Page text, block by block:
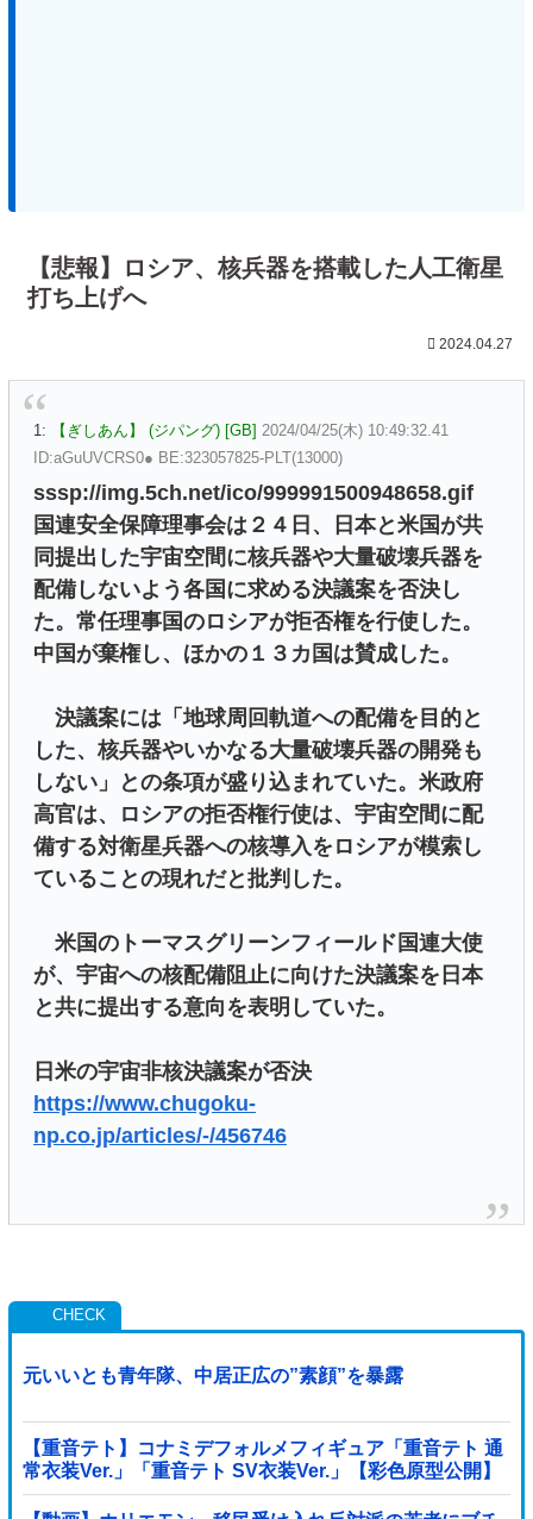
【悲報】ロシア、核兵器を搭載した人工衛星
打ち上げへ
2024.04.27
1: 【ぎしあん】 (ジパング) [GB] 2024/04/25(木) 10:49:32.41
ID:aGuUVCRS0● BE:323057825-PLT(13000)
sssp://img.5ch.net/ico/999991500948658.gif
国連安全保障理事会は２４日、日本と米国が共
同提出した宇宙空間に核兵器や大量破壊兵器を
配備しないよう各国に求める決議案を否決し
た。常任理事国のロシアが拒否権を行使した。
中国が棄権し、ほかの１３カ国は賛成した。
決議案には「地球周回軌道への配備を目的と
した、核兵器やいかなる大量破壊兵器の開発も
しない」との条項が盛り込まれていた。米政府
高官は、ロシアの拒否権行使は、宇宙空間に配
備する対衛星兵器への核導入をロシアが模索し
ていることの現れだと批判した。
米国のトーマスグリーンフィールド国連大使
が、宇宙への核配備阻止に向けた決議案を日本
と共に提出する意向を表明していた。
日米の宇宙非核決議案が否決
https://www.chugoku-
np.co.jp/articles/-/456746
元いいとも青年隊、中居正広の”素顔”を暴露
【重音テト】コナミデフォルメフィギュア「重音テト 通
常衣装Ver.」「重音テト SV衣装Ver.」【彩色原型公開】